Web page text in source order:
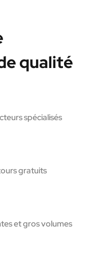
qualité
spécialisés
gratuits
et gros volumes